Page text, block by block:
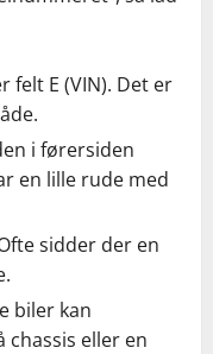
felt E (VIN). Det er
i førersiden
en lille rude med
sidder der en
biler kan
eller en